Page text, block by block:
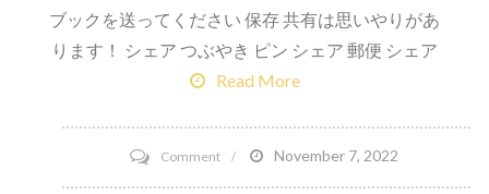
ブックを送ってください 保存 共有は思いやりがあ
ります！ シェア つぶやき ピン シェア 郵便 シェア
Read More
Commenton
パ
November 7, 2022